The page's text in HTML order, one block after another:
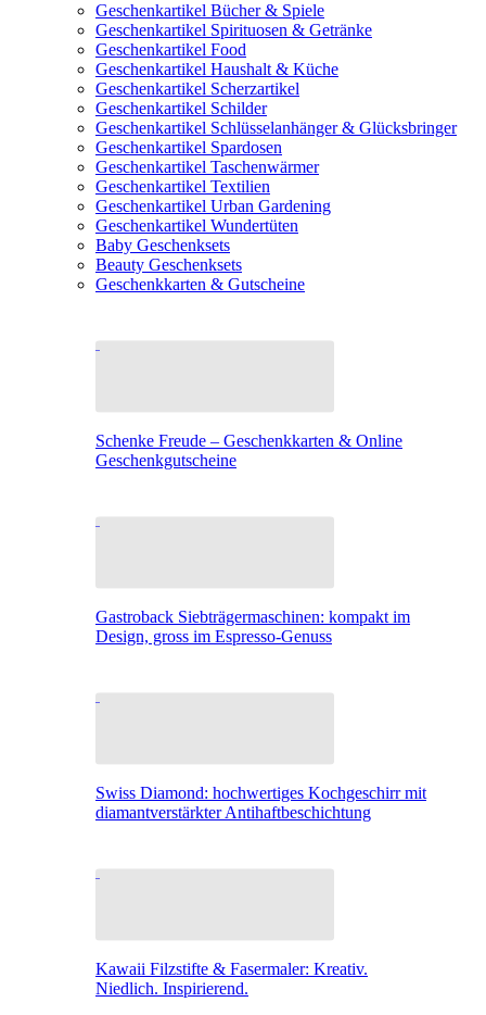
Geschenkartikel Bücher & Spiele
Geschenkartikel Spirituosen & Getränke
Geschenkartikel Food
Geschenkartikel Haushalt & Küche
Geschenkartikel Scherzartikel
Geschenkartikel Schilder
Geschenkartikel Schlüsselanhänger & Glücksbringer
Geschenkartikel Spardosen
Geschenkartikel Taschenwärmer
Geschenkartikel Textilien
Geschenkartikel Urban Gardening
Geschenkartikel Wundertüten
Baby Geschenksets
Beauty Geschenksets
Geschenkkarten & Gutscheine
Schenke Freude – Geschenkkarten & Online
Geschenkgutscheine
Gastroback Siebträgermaschinen: kompakt im
Design, gross im Espresso-Genuss
Swiss Diamond: hochwertiges Kochgeschirr mit
diamantverstärkter Antihaftbeschichtung
Kawaii Filzstifte & Fasermaler: Kreativ.
Niedlich. Inspirierend.